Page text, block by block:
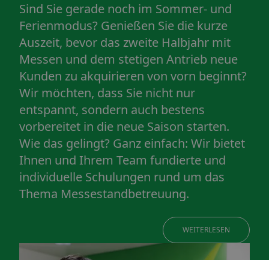
Sind Sie gerade noch im Sommer- und
Ferienmodus? Genießen Sie die kurze
Auszeit, bevor das zweite Halbjahr mit
Messen und dem stetigen Antrieb neue
Kunden zu akquirieren von vorn beginnt?
Wir möchten, dass Sie nicht nur
entspannt, sondern auch bestens
vorbereitet in die neue Saison starten.
Wie das gelingt? Ganz einfach: Wir bietet
Ihnen und Ihrem Team fundierte und
individuelle Schulungen rund um das
Thema Messestandbetreuung.
WEITERLESEN